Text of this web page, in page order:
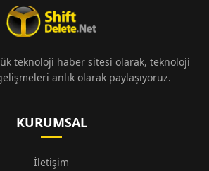
teknoloji haber sitesi olarak, teknoloji
anlık olarak paylaşıyoruz.
KURUMSAL
İletişim